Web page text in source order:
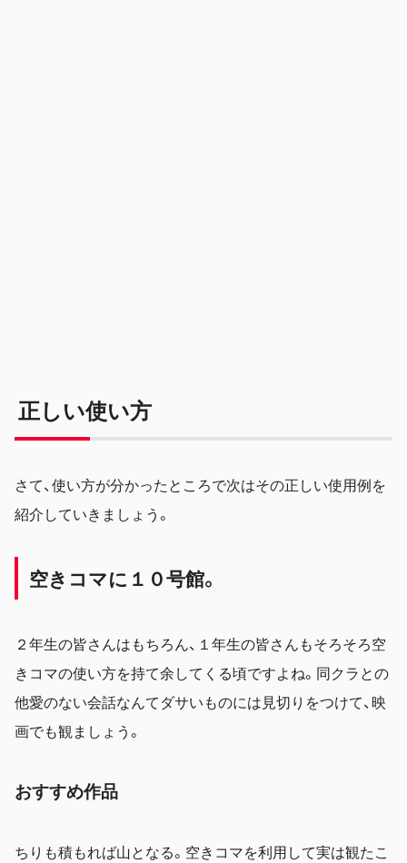
正しい使い方
さて、使い方が分かったところで次はその正しい使用例を
紹介していきましょう。
空きコマに１０号館。
２年生の皆さんはもちろん、１年生の皆さんもそろそろ空
きコマの使い方を持て余してくる頃ですよね。同クラとの
他愛のない会話なんてダサいものには見切りをつけて、映
画でも観ましょう。
おすすめ作品
ちりも積もれば山となる。空きコマを利用して実は観たこ